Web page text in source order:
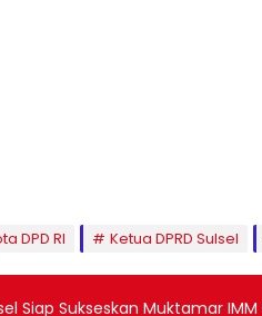
DPD RI Ketua DPRD Sulsel
Siap Sukseskan Muktamar IMM